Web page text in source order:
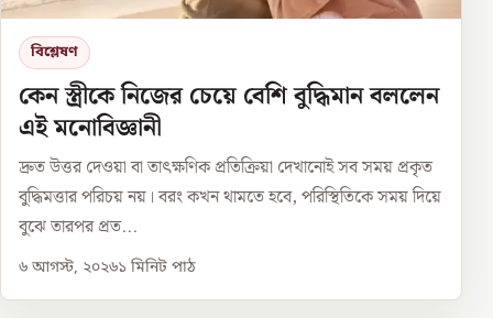
বিশ্লেষণ
কেন স্ত্রীকে নিজের চেয়ে বেশি বুদ্ধিমান বললেন
এই মনোবিজ্ঞানী
দ্রুত উত্তর দেওয়া বা তাৎক্ষণিক প্রতিক্রিয়া দেখানোই সব সময় প্রকৃত
বুদ্ধিমত্তার পরিচয় নয়। বরং কখন থামতে হবে, পরিস্থিতিকে সময় দিয়ে
বুঝে তারপর প্রত...
৬ আগস্ট, ২০২৬১ মিনিট পাঠ